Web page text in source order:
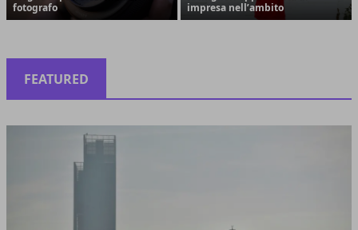
fotografo
impresa nell’ambito
FEATURED